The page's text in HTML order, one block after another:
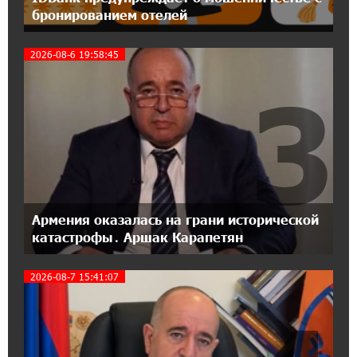
Ucom и Microsoft Innovation Center помогают
школьникам развивать навыки
12:55:34 16-07-2026
При поддержке Ucom в Шенаване
установлена солнечная станция мощностью
20:31:19 14-07-2026
Юнибанк разыграет поездку в Италию среди
новых держателей карт Mastercard World
«Travel»
Москва–Баку: есть разногласия, но связи
сохраняются. А мы что делаем?
18:04:39 13-07-2026
бронированием отелей
2026-08-6 19:58:45
Армения оказалась на грани исторической
катастрофы․ Аршак Карапетян
3
2026-08-7 15:41:07